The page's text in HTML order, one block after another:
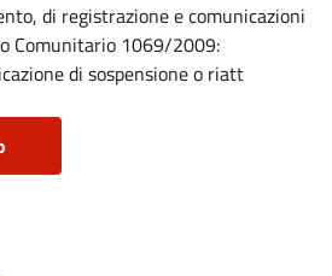
di registrazione e comunicazioni
Comunitario 1069/2009:
di sospensione o riatt